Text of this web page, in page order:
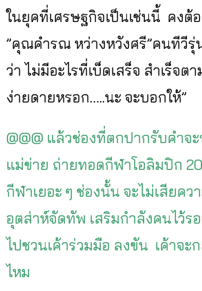
ในยุคที่เศรษฐกิจเป็นเช่นนี้ คงต้
”คุณคำรณ หว่างหวังศรี”คนทีวีรุ่
ว่า ไม่มีอะไรที่เบ็ดเสร็จ สำเร็จต
ง่ายดายหรอก…..นะ จะบอกให้”
@@@ แล้วช่องที่ตกปากรับคำจ
แม่ข่าย ถ่ายทอดกีฬาโอลิมปิก
กีฬาเยอะ ๆ ช่องนั้น จะไม่เสียคว
อุตส่าห์จัดทัพ เสริมกำลังคนไว้ร
ไปชวนเค้าร่วมมือ ลงขัน เค้าจะ
ไหม